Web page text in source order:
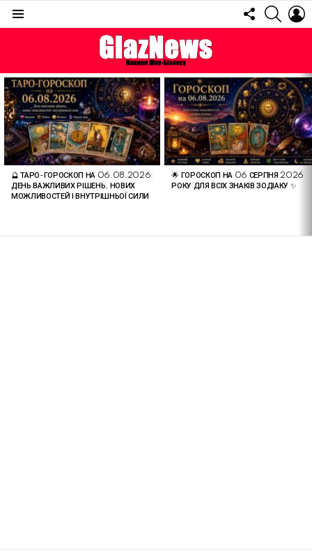
FOLLOW
US
ОСТАННІ
СТАТТІ
🔮 ТАРО-ГОРОСКОП НА 06.08.2026:
ДЕНЬ ВАЖЛИВИХ РІШЕНЬ, НОВИХ
МОЖЛИВОСТЕЙ І ВНУТРІШНЬОЇ СИЛИ
🌟 ГОРОСКОП НА 06 СЕРПНЯ 2026
РОКУ ДЛЯ ВСІХ ЗНАКІВ ЗОДІАКУ ✨